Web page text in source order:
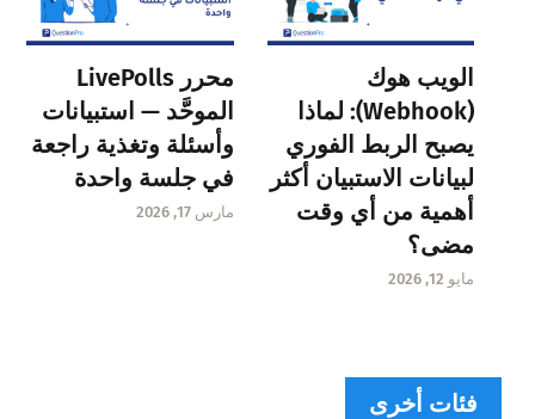
الويب هوك
(Webhook): لماذا
يصبح الربط الفوري
لبيانات الاستبيان أكثر
أهمية من أي وقت
مضى؟
مايو 12, 2026
محرر LivePolls
الموحَّد — استبيانات
وأسئلة وتغذية راجعة
في جلسة واحدة
مارس 17, 2026
فئات أخرى